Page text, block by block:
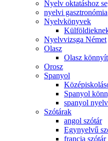
Nyelv oktatáshoz
nyelvi gasztronómia
Nyelvkönyvek
Nyelvvizsga Német
Olasz
Olasz
Orosz
Spanyol
Spanyol
spanyol
Szótárak
angol szótár
Egynyelvű
francia szótár